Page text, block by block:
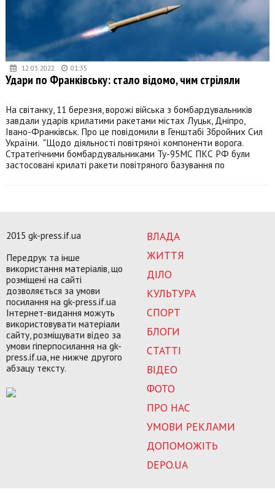
12.03.2022 01:35
Удари по Франківську: стало відомо, чим стріляли
На світанку, 11 березня, ворожі війська з бомбардувальників
завдали ударів крилатими ракетами містах Луцьк, Дніпро,
Івано-Франківськ. Про це повідомили в Генштабі Збройних Сил
України. "Щодо діяльності повітряної компоненти ворога.
Стратегічними бомбардувальниками Ту-95МС ПКС РФ були
застосовані крилаті ракети повітряного базування по
ВЛАДА
ЖИТТЯ
ДІЛО
КУЛЬТУРА
СПОРТ
БЛОГИ
СТАТТІ
ВІДЕО
ФОТО
ПРО НАС
УМОВИ РЕКЛАМИ
ДОПОМОЖІТЬ
DEPO.UA
2015 gk-press.if.ua
Передрук та інше
використання матеріалів, що
розміщені на сайті
дозволяється за умови
посилання на gk-press.if.ua
Інтернет-видання можуть
використовувати матеріали
сайту, розміщувати відео за
умови гіперпосилання на gk-
press.if.ua, не нижче другого
абзацу тексту.